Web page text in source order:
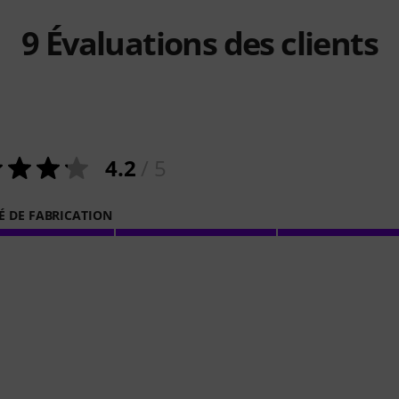
9 Évaluations des clients
4.2
DE FABRICATION